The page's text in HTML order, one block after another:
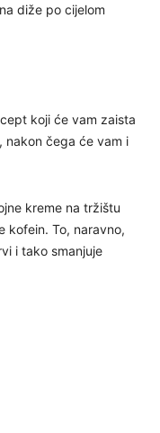
diže po cijelom
koji će vam zaista
nakon čega će vam i
kreme na tržištu
kofein. To, naravno,
i tako smanjuje